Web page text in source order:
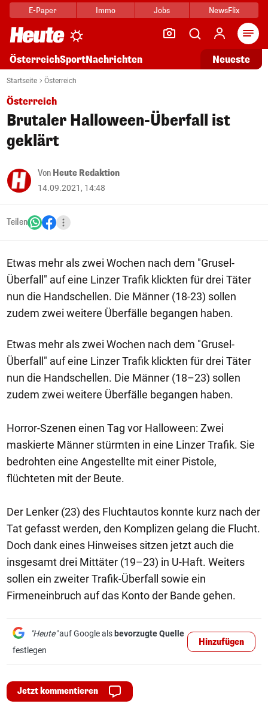
E-Paper Immo Jobs NewsFlix
ÖsterreichSportNachrichten Neueste
Startseite Österreich
Österreich
Brutaler Halloween-Überfall ist
geklärt
Von Heute Redaktion
14.09.2021, 14:48
Teilen
Etwas mehr als zwei Wochen nach dem "Grusel-
Überfall" auf eine Linzer Trafik klickten für drei Täter
nun die Handschellen. Die Männer (18-23) sollen
zudem zwei weitere Überfälle begangen haben.
Etwas mehr als zwei Wochen nach dem "Grusel-
Überfall" auf eine Linzer Trafik klickten für drei Täter
nun die Handschellen. Die Männer (18–23) sollen
zudem zwei weitere Überfälle begangen haben.
Horror-Szenen einen Tag vor Halloween: Zwei
maskierte Männer stürmten in eine Linzer Trafik. Sie
bedrohten eine Angestellte mit einer Pistole,
flüchteten mit der Beute.
Der Lenker (23) des Fluchtautos konnte kurz nach der
Tat gefasst werden, den Komplizen gelang die Flucht.
Doch dank eines Hinweises sitzen jetzt auch die
insgesamt drei Mittäter (19–23) in U-Haft. Weiters
sollen ein zweiter Trafik-Überfall sowie ein
Firmeneinbruch auf das Konto der Bande gehen.
"Heute"auf Google als bevorzugte Quelle
festlegen
Hinzufügen
Jetzt kommentieren